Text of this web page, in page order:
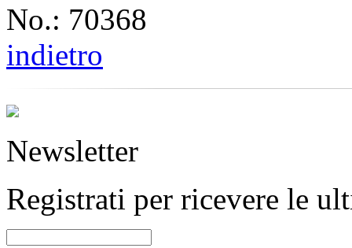
No.: 70368
indietro
Newsletter
Registrati per ricevere le